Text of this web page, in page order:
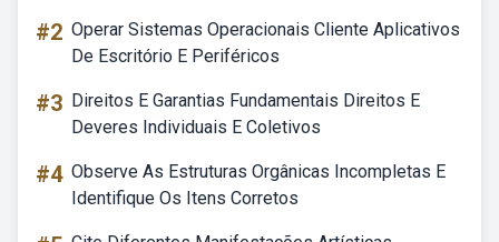
#2 Operar Sistemas Operacionais Cliente Aplicativos
De Escritório E Periféricos
#3 Direitos E Garantias Fundamentais Direitos E
Deveres Individuais E Coletivos
#4 Observe As Estruturas Orgânicas Incompletas E
Identifique Os Itens Corretos